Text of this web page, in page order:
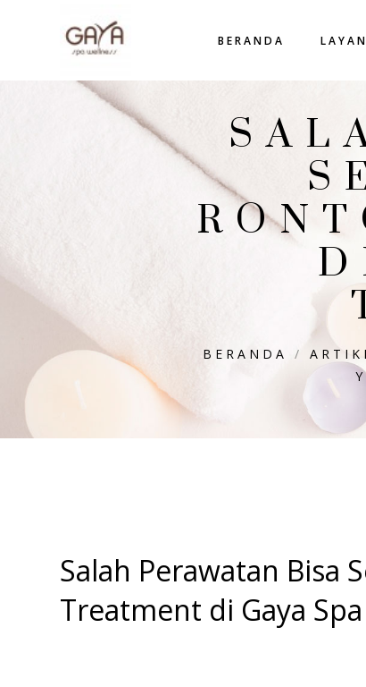
BERANDA
BERANDA /
Salah Perawatan Bisa
Treatment di Gaya